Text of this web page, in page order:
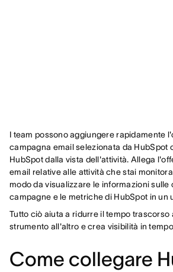
I team possono aggiungere rapidamente
campagna email selezionata da HubSpot
HubSpot dalla vista dell'attività. Allega
email relative alle attività che stai
modo da visualizzare le informazioni sulle
campagne e le metriche di HubSpot in un
Tutto ciò aiuta a ridurre il tempo trascorso
strumento all'altro e crea visibilità in
Come collegare